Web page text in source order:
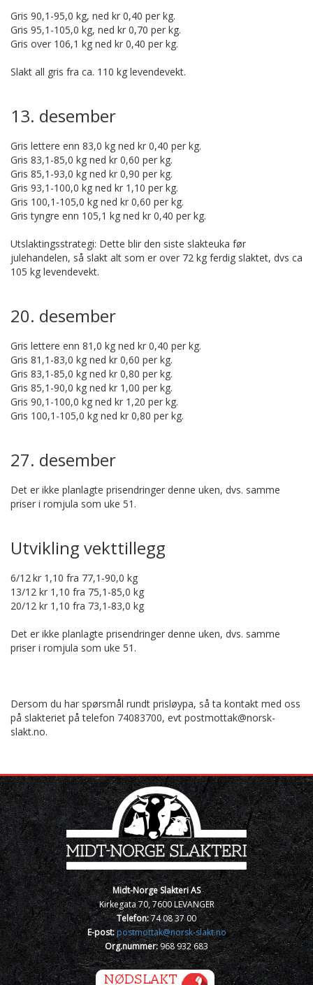
Gris 90,1-95,0 kg, ned kr 0,40 per kg.
Gris 95,1-105,0 kg, ned kr 0,70 per kg.
Gris over 106,1 kg ned kr 0,40 per kg.
Slakt all gris fra ca. 110 kg levendevekt.
13. desember
Gris lettere enn 83,0 kg ned kr 0,40 per kg.
Gris 83,1-85,0 kg ned kr 0,60 per kg.
Gris 85,1-93,0 kg ned kr 0,90 per kg.
Gris 93,1-100,0 kg ned kr 1,10 per kg.
Gris 100,1-105,0 kg ned kr 0,60 per kg.
Gris tyngre enn 105,1 kg ned kr 0,40 per kg.
Utslaktingsstrategi: Dette blir den siste slakteuka før
julehandelen, så slakt alt som er over 72 kg ferdig slaktet, dvs ca
105 kg levendevekt.
20. desember
Gris lettere enn 81,0 kg ned kr 0,40 per kg.
Gris 81,1-83,0 kg ned kr 0,60 per kg.
Gris 83,1-85,0 kg ned kr 0,80 per kg.
Gris 85,1-90,0 kg ned kr 1,00 per kg.
Gris 90,1-100,0 kg ned kr 1,20 per kg.
Gris 100,1-105,0 kg ned kr 0,80 per kg.
27. desember
Det er ikke planlagte prisendringer denne uken, dvs. samme
priser i romjula som uke 51.
Utvikling vekttillegg
6/12 kr 1,10 fra 77,1-90,0 kg
13/12 kr 1,10 fra 75,1-85,0 kg
20/12 kr 1,10 fra 73,1-83,0 kg
Det er ikke planlagte prisendringer denne uken, dvs. samme
priser i romjula som uke 51.
Dersom du har spørsmål rundt prisløypa, så ta kontakt med oss
på slakteriet på telefon 74083700, evt postmottak@norsk-
slakt.no.
Midt-Norge Slakteri AS
Kirkegata 70, 7600 LEVANGER
Telefon:74 08 37 00
E-post:postmottak@norsk-slakt.no
Org.nummer:968 932 683